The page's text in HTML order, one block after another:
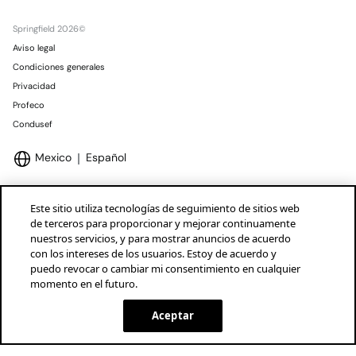
Springfield 2026©
Aviso legal
Condiciones generales
Privacidad
Profeco
Condusef
Mexico Español
Marcas Tendam
Este sitio utiliza tecnologías de seguimiento de sitios web
de terceros para proporcionar y mejorar continuamente
nuestros servicios, y para mostrar anuncios de acuerdo
con los intereses de los usuarios. Estoy de acuerdo y
puedo revocar o cambiar mi consentimiento en cualquier
momento en el futuro.
Aceptar